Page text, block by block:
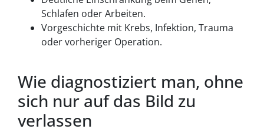
Schlafen oder Arbeiten.
Vorgeschichte mit Krebs, Infektion, Trauma
oder vorheriger Operation.
Wie diagnostiziert man, ohne
sich nur auf das Bild zu
verlassen